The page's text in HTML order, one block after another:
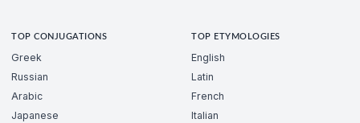
TOP CONJUGATIONS
Greek
Russian
Arabic
Japanese
TOP ETYMOLOGIES
English
Latin
French
Italian